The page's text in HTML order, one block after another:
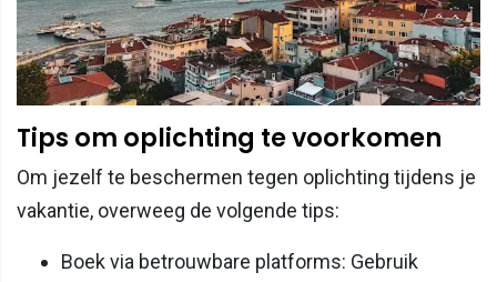
Tips om oplichting te voorkomen
Om jezelf te beschermen tegen oplichting tijdens je
vakantie, overweeg de volgende tips:
Boek via betrouwbare platforms: Gebruik